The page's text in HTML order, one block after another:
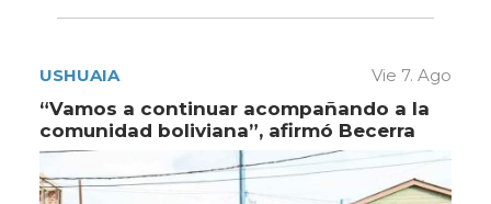
USHUAIA Vie 7. Ago
“Vamos a continuar acompañando a la
comunidad boliviana”, afirmó Becerra